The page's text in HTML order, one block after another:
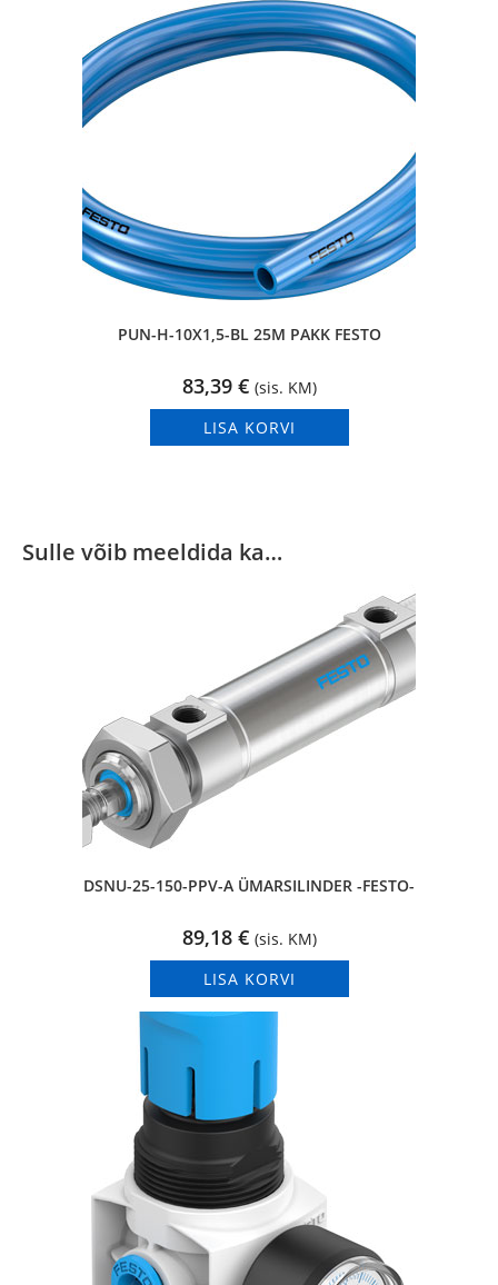
PUN-H-10X1,5-BL 25M PAKK FESTO
83,39 € (sis. KM)
LISA KORVI
Sulle võib meeldida ka…
DSNU-25-150-PPV-A ÜMARSILINDER -FESTO-
89,18 € (sis. KM)
LISA KORVI